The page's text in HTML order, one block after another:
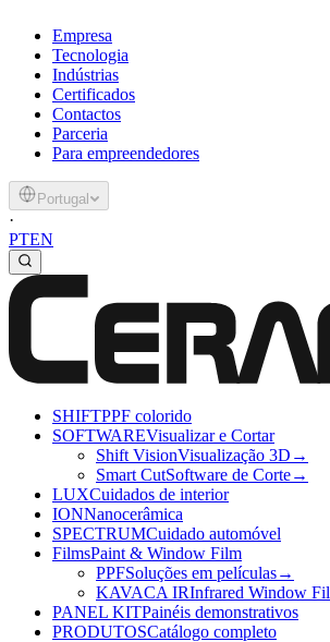
Empresa
Tecnologia
Indústrias
Certificados
Contactos
Parceria
Para empreendedores
Portugal
·
PTEN
SHIFTPPF colorido
SOFTWAREVisualizar e Cortar
Shift VisionVisualização 3D →
Smart CutSoftware de Corte→
LUXCuidados de interior
IONNanocerâmica
SPECTRUMCuidado automóvel
FilmsPaint & Window Film
PPFSoluções em películas→
KAVACA IRInfrared Window
PANEL KITPainéis demonstrativos
PRODUTOSCatálogo completo